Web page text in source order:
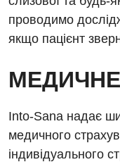
Дієтологія
Кардіологія
Кардіохірургія
Мамологія
проводимо
якщо пацієнт
Into-Sana надає
медичного
індивідуального